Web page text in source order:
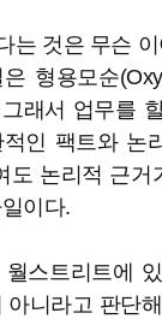
는 것은 무슨
형용모순
래서 업무를
인 팩트와 논
도 논리적 근
이다.
스트리트에
니라고 판단